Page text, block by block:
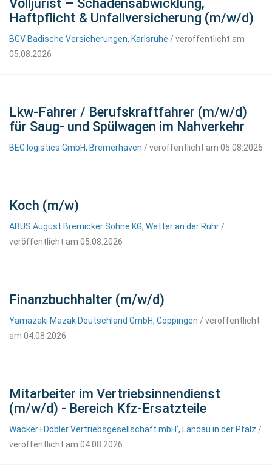
Volljurist – Schadensabwicklung,
Haftpflicht & Unfallversicherung (m/w/d)
BGV Badische Versicherungen, Karlsruhe / veröffentlicht am
05.08.2026
Lkw-Fahrer / Berufskraftfahrer (m/w/d)
für Saug- und Spülwagen im Nahverkehr
BEG logistics GmbH, Bremerhaven / veröffentlicht am 05.08.2026
Koch (m/w)
ABUS August Bremicker Söhne KG, Wetter an der Ruhr /
veröffentlicht am 05.08.2026
Finanzbuchhalter (m/w/d)
Yamazaki Mazak Deutschland GmbH, Göppingen / veröffentlicht
am 04.08.2026
Mitarbeiter im Vertriebsinnendienst
(m/w/d) - Bereich Kfz-Ersatzteile
Wacker+Döbler Vertriebsgesellschaft mbH', Landau in der Pfalz /
veröffentlicht am 04.08.2026